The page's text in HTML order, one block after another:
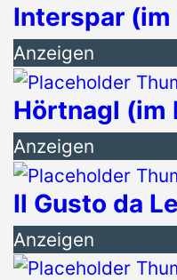
Interspar (im
Anzeigen
Hörtnagl (im
Anzeigen
Il Gusto da
Anzeigen